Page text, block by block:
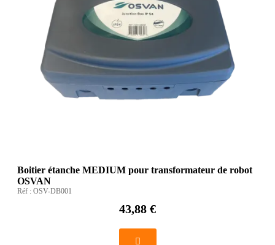
Boitier étanche MEDIUM pour transformateur de robot
OSVAN
Réf : OSV-DB001
43,88 €